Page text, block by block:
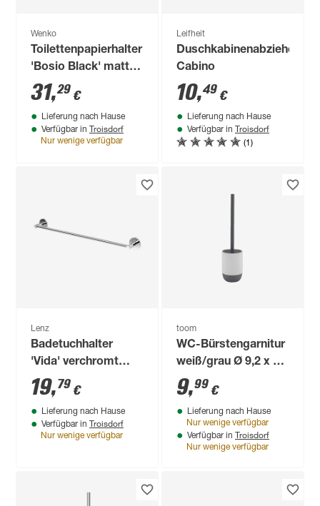
Wenko
Toilettenpapierhalter
'Bosio Black' matt,
mit Deckel
31,29 €
Lieferung nach Hause
Verfügbar in Troisdorf
Nur wenige verfügbar
Leifheit
Duschkabinenabzieher
Cabino
10,49 €
Lieferung nach Hause
Verfügbar in Troisdorf
(1)
Lenz
Badetuchhalter
'Vida' verchromt
60,9 cm
19,79 €
Lieferung nach Hause
Verfügbar in Troisdorf
Nur wenige verfügbar
toom
WC-Bürstengarnitur
weiß/grau Ø 9,2 x 40
cm
9,99 €
Lieferung nach Hause
Nur wenige verfügbar
Verfügbar in Troisdorf
Nur wenige verfügbar